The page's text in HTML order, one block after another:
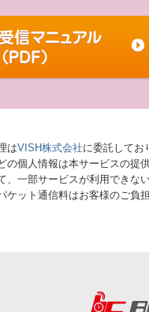
はVISH株式会社に委託してお
の個人情報は本サービスの提
、一部サービスが利用できな
ケット通信料はお客様のご負